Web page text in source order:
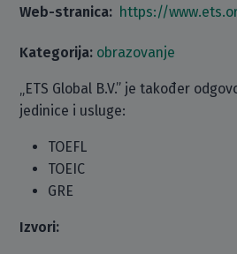
Web-stranica: https://
Kategorija: obrazovanje
„ETS Global B.V.” je također
jedinice i usluge:
TOEFL
TOEIC
GRE
Izvori: